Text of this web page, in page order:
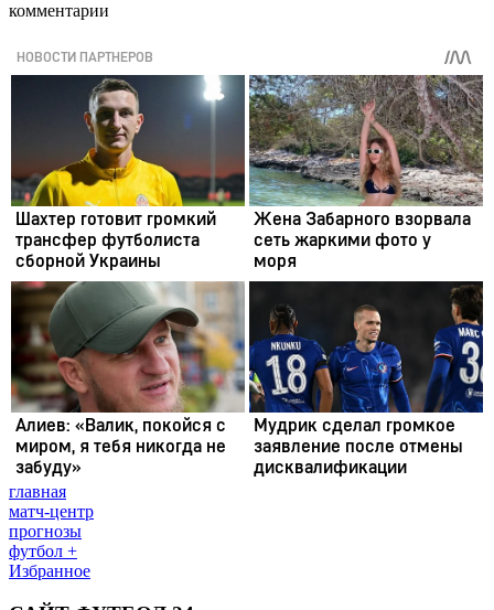
комментарии
главная
матч-центр
прогнозы
футбол +
Избранное